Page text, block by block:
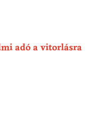
adó a vitorlásra